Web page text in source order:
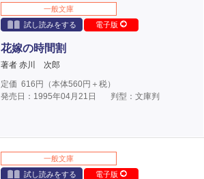
一般文庫
試し読みをする
電子版
花嫁の時間割
著者 赤川 次郎
定価 616 円（本体560円＋税）
発売日：1995年04月21日
判型：文庫判
一般文庫
試し読みをする
電子版